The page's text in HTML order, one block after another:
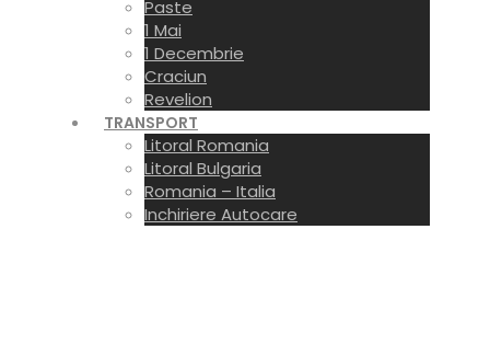
Paste
1 Mai
1 Decembrie
Craciun
Revelion
TRANSPORT
Litoral Romania
Litoral Bulgaria
Romania – Italia
Inchiriere Autocare